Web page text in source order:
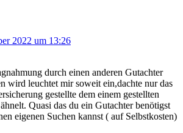
2022 um 13:26
durch einen anderen Gutachter
wird leuchtet mir soweit ein,dachte nur das
gestellte dem einem gestellten
Quasi das du ein Gutachter benötigst
eigenen Suchen kannst ( auf Selbstkosten)